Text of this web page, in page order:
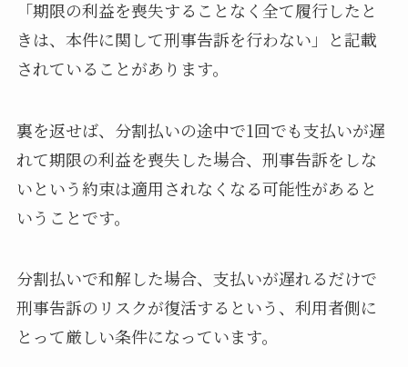
「期限の利益を喪失することなく全て履行したと
きは、本件に関して刑事告訴を行わない」と記載
されていることがあります。
裏を返せば、分割払いの途中で1回でも支払いが遅
れて期限の利益を喪失した場合、刑事告訴をしな
いという約束は適用されなくなる可能性があると
いうことです。
分割払いで和解した場合、支払いが遅れるだけで
刑事告訴のリスクが復活するという、利用者側に
とって厳しい条件になっています。